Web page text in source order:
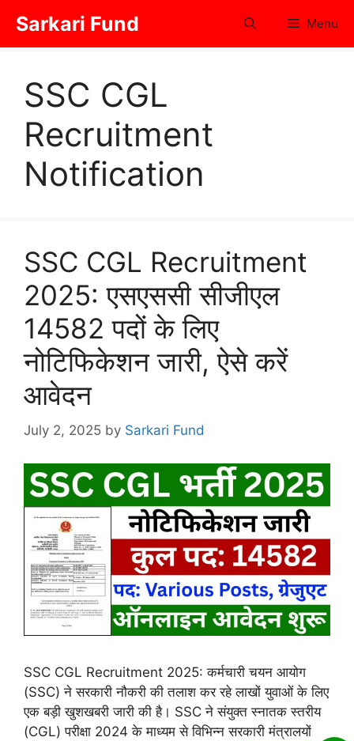
content
Sarkari Fund Menu
SSC CGL
Recruitment
Notification
SSC CGL Recruitment
2025: एसएससी सीजीएल
14582 पदों के लिए
नोटिफिकेशन जारी, ऐसे करें
आवेदन
July 2, 2025 by Sarkari Fund
SSC CGL Recruitment 2025: कर्मचारी चयन आयोग
(SSC) ने सरकारी नौकरी की तलाश कर रहे लाखों युवाओं के लिए
एक बड़ी खुशखबरी जारी की है। SSC ने संयुक्त स्नातक स्तरीय
(CGL) परीक्षा 2024 के माध्यम से विभिन्न सरकारी मंत्रालयों